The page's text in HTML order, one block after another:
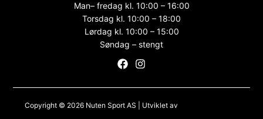
Man– fredag kl. 10:00 – 16:00
Torsdag kl. 10:00 – 18:00
Lørdag kl. 10:00 – 15:00
Søndag – stengt
Copyright © 2026 Nuten Sport AS | Utviklet av